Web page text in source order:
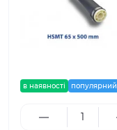
в наявності популярний